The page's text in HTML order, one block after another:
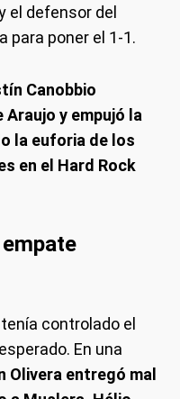
el defensor del
para poner el 1-1.
Canobbio
y empujó la
la euforia de los
en el Hard Rock
controlado el
En una
Olivera entregó mal